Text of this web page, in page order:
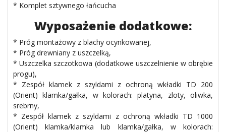
* Komplet sztywnego łańcucha
Wyposażenie dodatkowe:
* Próg montażowy z blachy ocynkowanej,
* Próg drewniany z uszczelką,
* Uszczelka szczotkowa (dodatkowe uszczelnienie w obrębie
progu),
* Zespół klamek z szyldami z ochroną wkładki TD 200
(Orient) klamka/gałka, w kolorach: platyna, zloty, oliwka,
srebrny,
* Zespół klamek z szyldami z ochroną wkładki TD 1000
(Orient) klamka/klamka lub klamka/gałka, w kolorach: